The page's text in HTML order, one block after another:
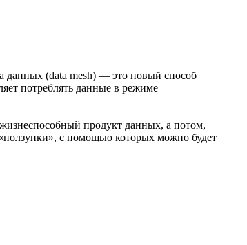
данных (data mesh) — это новый способ
потреблять данные в режиме
продукт данных, а потом,
с помощью которых можно будет